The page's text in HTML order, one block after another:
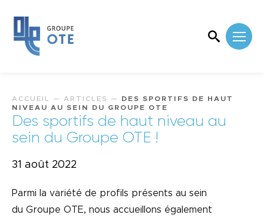
ACCUEIL — ARTICLES — DES SPORTIFS DE HAUT
NIVEAU AU SEIN DU GROUPE OTE
Des sportifs de haut niveau au
sein du Groupe OTE !
31 août 2022
Parmi la variété de profils présents au sein
du Groupe OTE, nous accueillons également